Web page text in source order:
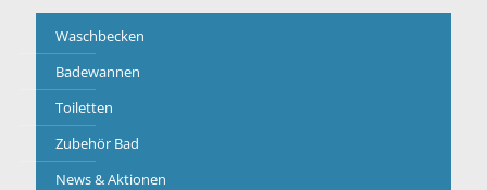
Waschbecken
Badewannen
Toiletten
Zubehör Bad
News & Aktionen